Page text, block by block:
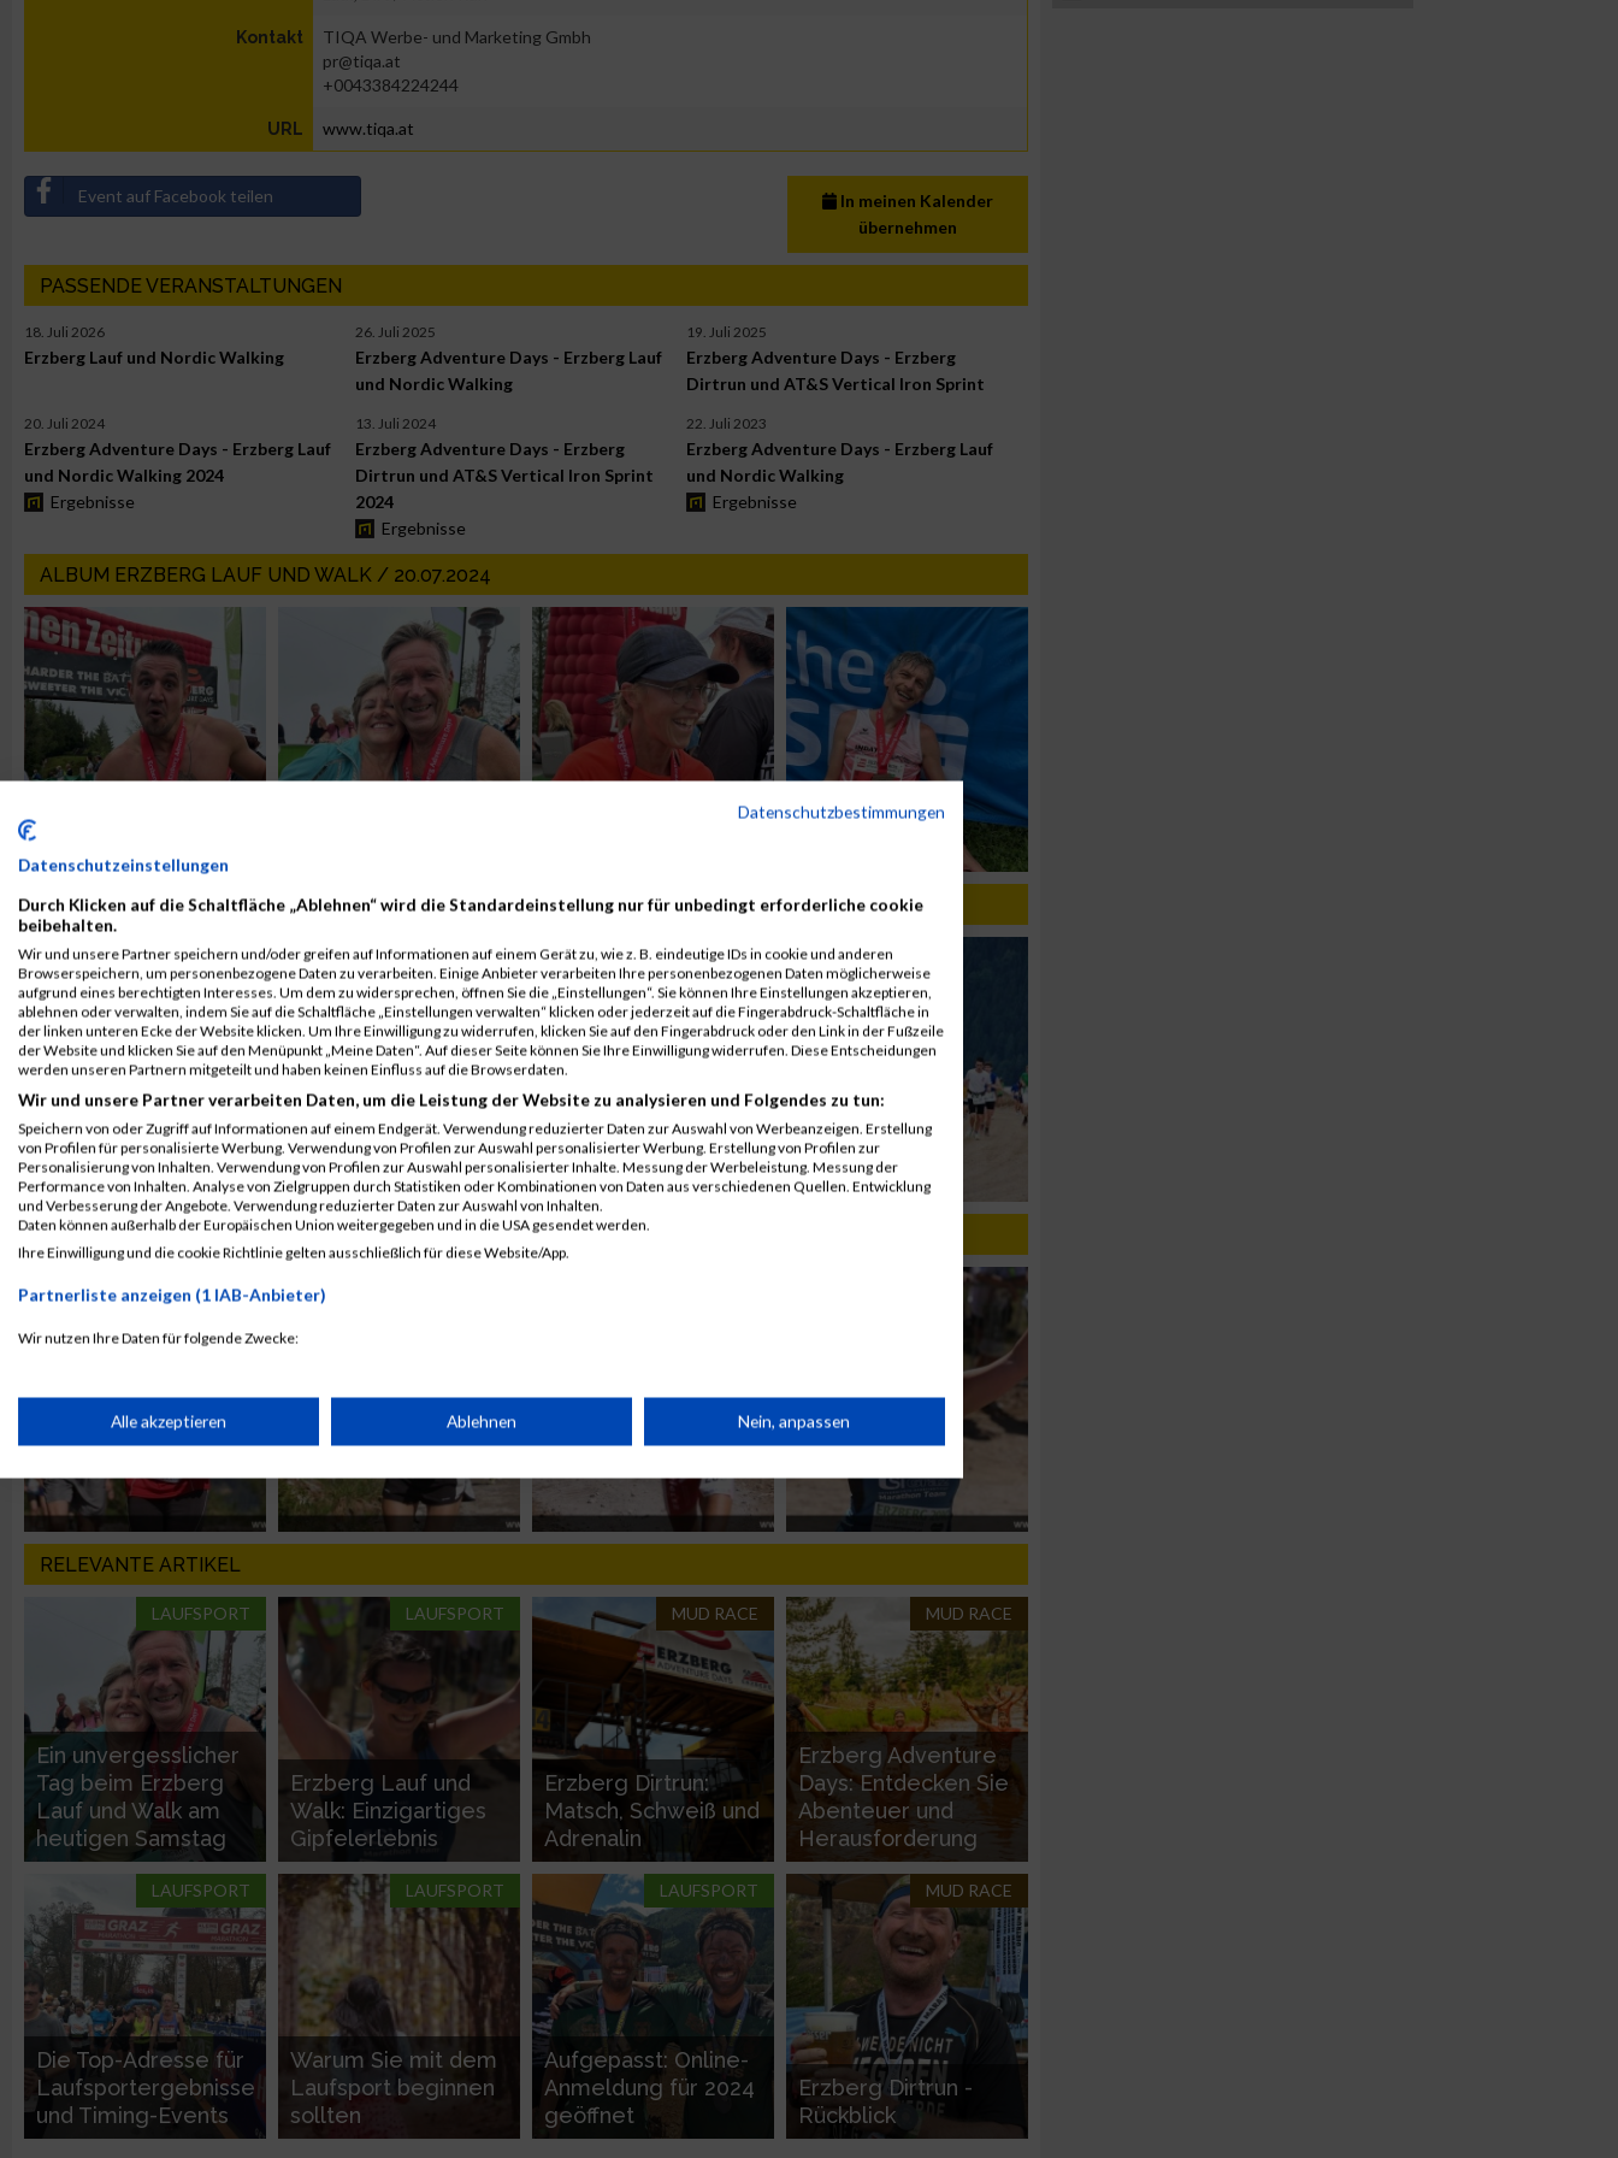
Kontakt
TIQA Werbe- und Marketing Gmbh
pr@tiqa.at
+0043384224244
URL www.tiqa.at
Event auf Facebook teilen
In meinen Kalender
übernehmen
PASSENDE VERANSTALTUNGEN
18. Juli 2026
Erzberg Lauf und Nordic Walking
26. Juli 2025
Erzberg Adventure Days - Erzberg Lauf
und Nordic Walking
19. Juli 2025
Erzberg Adventure Days - Erzberg
Dirtrun und AT&S Vertical Iron Sprint
20. Juli 2024
Erzberg Adventure Days - Erzberg Lauf
und Nordic Walking 2024
Ergebnisse
13. Juli 2024
Erzberg Adventure Days - Erzberg
Dirtrun und AT&S Vertical Iron Sprint
2024
Ergebnisse
22. Juli 2023
Erzberg Adventure Days - Erzberg Lauf
und Nordic Walking
Ergebnisse
ALBUM ERZBERG LAUF UND WALK / 20.07.2024
ALBUM ERZBERGLAUF / 13.08.2011
ALBUM ERZBERG LAUF / 21.08.2010
RELEVANTE ARTIKEL
LAUFSPORT
Ein unvergesslicher
Tag beim Erzberg
Lauf und Walk am
heutigen Samstag
LAUFSPORT
Erzberg Lauf und
Walk: Einzigartiges
Gipfelerlebnis
MUD RACE
Erzberg Dirtrun:
Matsch, Schweiß und
Adrenalin
MUD RACE
Erzberg Adventure
Days: Entdecken Sie
Abenteuer und
Herausforderung
LAUFSPORT
Die Top-Adresse für
Laufsportergebnisse
und Timing-Events
LAUFSPORT
Warum Sie mit dem
Laufsport beginnen
sollten
LAUFSPORT
Aufgepasst: Online-
Anmeldung für 2024
geöffnet
MUD RACE
Erzberg Dirtrun -
Rückblick
Datenschutzbestimmungen
Datenschutzeinstellungen
Durch Klicken auf die Schaltfläche „Ablehnen“ wird die Standardeinstellung nur für unbedingt erforderliche cookie
beibehalten.
Wir und unsere Partner speichern und/oder greifen auf Informationen auf einem Gerät zu, wie z. B. eindeutige IDs in cookie und anderen
Browserspeichern, um personenbezogene Daten zu verarbeiten. Einige Anbieter verarbeiten Ihre personenbezogenen Daten möglicherweise
aufgrund eines berechtigten Interesses. Um dem zu widersprechen, öffnen Sie die „Einstellungen“. Sie können Ihre Einstellungen akzeptieren,
ablehnen oder verwalten, indem Sie auf die Schaltfläche „Einstellungen verwalten“ klicken oder jederzeit auf die Fingerabdruck-Schaltfläche in
der linken unteren Ecke der Website klicken. Um Ihre Einwilligung zu widerrufen, klicken Sie auf den Fingerabdruck oder den Link in der Fußzeile
der Website und klicken Sie auf den Menüpunkt „Meine Daten“. Auf dieser Seite können Sie Ihre Einwilligung widerrufen. Diese Entscheidungen
werden unseren Partnern mitgeteilt und haben keinen Einfluss auf die Browserdaten.
Wir und unsere Partner verarbeiten Daten, um die Leistung der Website zu analysieren und Folgendes zu tun:
Speichern von oder Zugriff auf Informationen auf einem Endgerät. Verwendung reduzierter Daten zur Auswahl von Werbeanzeigen. Erstellung
von Profilen für personalisierte Werbung. Verwendung von Profilen zur Auswahl personalisierter Werbung. Erstellung von Profilen zur
Personalisierung von Inhalten. Verwendung von Profilen zur Auswahl personalisierter Inhalte. Messung der Werbeleistung. Messung der
Performance von Inhalten. Analyse von Zielgruppen durch Statistiken oder Kombinationen von Daten aus verschiedenen Quellen. Entwicklung
und Verbesserung der Angebote. Verwendung reduzierter Daten zur Auswahl von Inhalten.
Daten können außerhalb der Europäischen Union weitergegeben und in die USA gesendet werden.
Ihre Einwilligung und die cookie Richtlinie gelten ausschließlich für diese Website/App.
Partnerliste anzeigen (1 IAB-Anbieter)
Wir nutzen Ihre Daten für folgende Zwecke:
Speichern von oder Zugriff auf Informationen auf einem Endgerät
Verwendung reduzierter Daten zur Auswahl von Werbeanzeigen
Erstellung von Profilen für personalisierte Werbung
Verwendung von Profilen zur Auswahl personalisierter Werbung
Erstellung von Profilen zur Personalisierung von Inhalten
Verwendung von Profilen zur Auswahl personalisierter Inhalte
Messung der Werbeleistung
Messung der Performance von Inhalten
Analyse von Zielgruppen durch Statistiken oder Kombinationen von Daten aus
verschiedenen Quellen
Entwicklung und Verbesserung der Angebote
Alle akzeptieren Ablehnen Nein, anpassen